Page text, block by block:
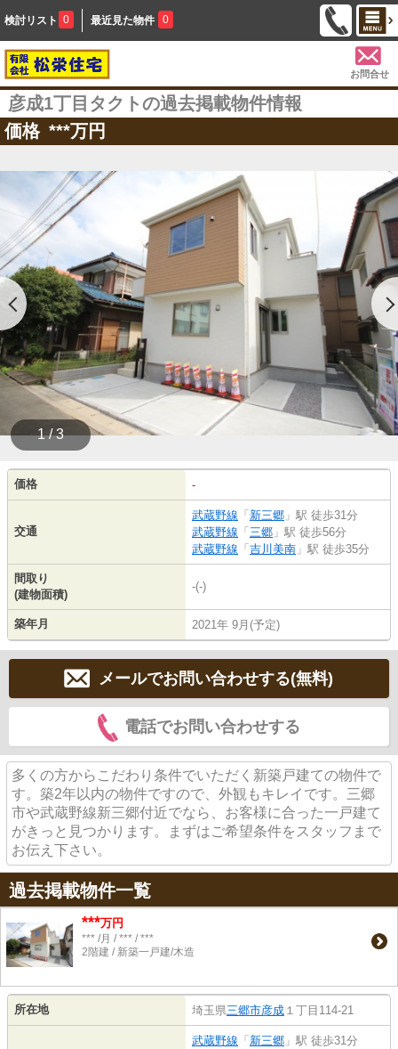
検討リスト 0 最近見た物件 0
お問合せ
彦成1丁目タクトの過去掲載物件情報
価格 ***万円
1 / 3
価格 -
交通
武蔵野線 「 新三郷 」駅 徒歩31分
武蔵野線 「 三郷 」駅 徒歩56分
武蔵野線 「 吉川美南 」駅 徒歩35分
間取り
(建物面積)
-(-)
築年月 2021年 9月(予定)
メールでお問い合わせする(無料)
電話でお問い合わせする
多くの方からこだわり条件でいただく新築戸建ての物件で
す。築2年以内の物件ですので、外観もキレイです。三郷
市や武蔵野線新三郷付近でなら、お客様に合った一戸建て
がきっと見つかります。まずはご希望条件をスタッフまで
お伝え下さい。
過去掲載物件一覧
***万円
*** /月 / *** / ***
2階建 / 新築一戸建/木造
所在地 埼玉県三郷市彦成 １丁目114-21
武蔵野線 「 新三郷 」駅 徒歩31分